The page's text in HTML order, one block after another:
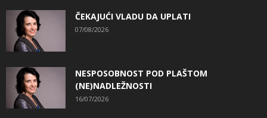
ČEKAJUĆI VLADU DA UPLATI
07/08/2026
NESPOSOBNOST POD PLAŠTOM
(NE)NADLEŽNOSTI
16/07/2026